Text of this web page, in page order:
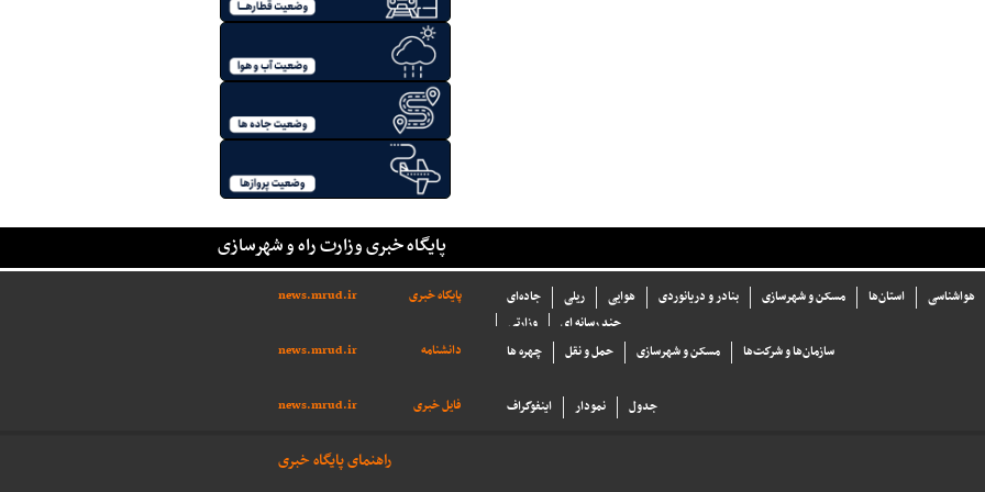
پایگاه خبری وزارت راه و شهرسازی
پایگاه خبری news.mrud.ir جاده‌ای ریلی هوایی بنادر و دریانوردی مسکن و شهرسازی استان‌ها
هواشناسی
وزارتی
چند رسانه ای
دانشنامه
news.mrud.ir چهره ها حمل و نقل مسکن و شهرسازی سازما‌ن‌ها و شركت‌ها
فایل خبری news.mrud.ir اینفوگراف نمودار جدول
راهنمای پایگاه خبری